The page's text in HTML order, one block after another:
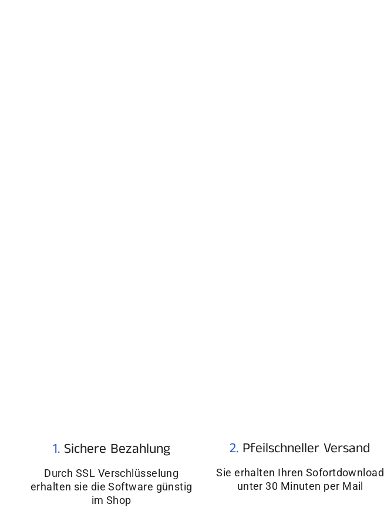
1. Sichere Bezahlung
Durch SSL Verschlüsselung
erhalten sie die Software günstig
im Shop
2. Pfeilschneller Versand
Sie erhalten Ihren Sofortdownload
unter 30 Minuten per Mail